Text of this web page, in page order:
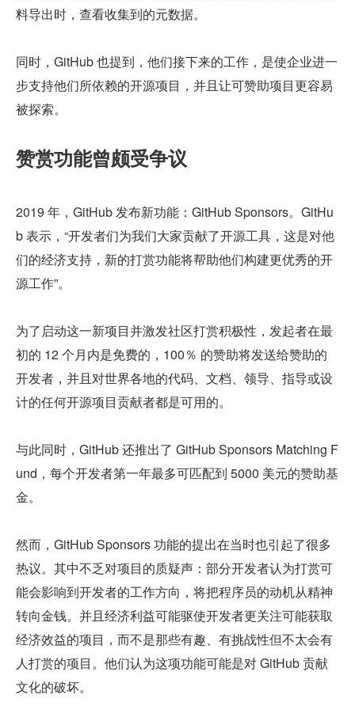
料导出时，查看收集到的元数据。
同时，GitHub 也提到，他们接下来的工作，是使企业进一
步支持他们所依赖的开源项目，并且让可赞助项目更容易
被探索。
赞赏功能曾颇受争议
2019 年，GitHub 发布新功能：GitHub Sponsors。GitHu
b 表示，“开发者们为我们大家贡献了开源工具，这是对他
们的经济支持，新的打赏功能将帮助他们构建更优秀的开
源工作”。
为了启动这一新项目并激发社区打赏积极性，发起者在最
初的 12 个月内是免费的，100％ 的赞助将发送给赞助的
开发者，并且对世界各地的代码、文档、领导、指导或设
计的任何开源项目贡献者都是可用的。
与此同时，GitHub 还推出了 GitHub Sponsors Matching F
und，每个开发者第一年最多可匹配到 5000 美元的赞助基
金。
然而，GitHub Sponsors 功能的提出在当时也引起了很多
热议。其中不乏对项目的质疑声：部分开发者认为打赏可
能会影响到开发者的工作方向，将把程序员的动机从精神
转向金钱。并且经济利益可能驱使开发者更关注可能获取
经济效益的项目，而不是那些有趣、有挑战性但不太会有
人打赏的项目。他们认为这项功能可能是对 GitHub 贡献
文化的破坏。